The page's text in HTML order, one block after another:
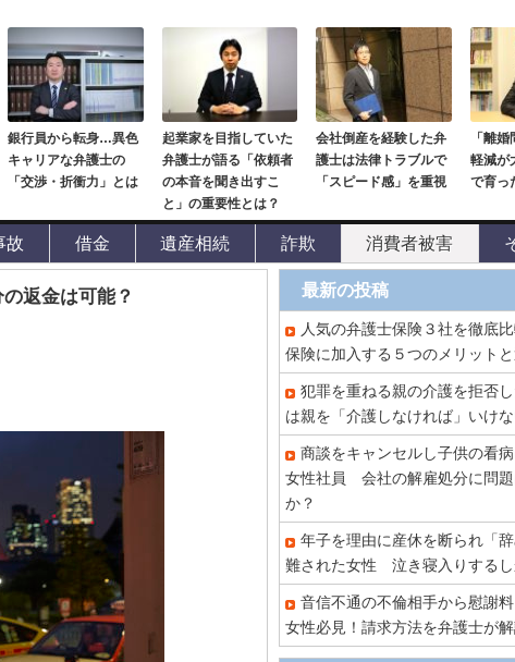
銀行員から転身…異色
キャリアな弁護士の
「交渉・折衝力」とは
起業家を目指していた
弁護士が語る「依頼者
の本音を聞き出すこ
と」の重要性とは？
会社倒産を経験した弁
護士は法律トラブルで
「スピード感」を重視
「離
軽減が
で育っ
故 借金 遺産相続 詐欺 消費者被害
返金は可能？ 最新の投稿
人気の弁護士保険３社を徹底
保険に加入する５つのメリット
犯罪を重ねる親の介護を拒否
は親を「介護しなければ」いけな
商談をキャンセルし子供の看
女性社員 会社の解雇処分に問
か？
年子を理由に産休を断られ「
難された女性 泣き寝入りするし
音信不通の不倫相手から慰謝
女性必見！請求方法を弁護士が解